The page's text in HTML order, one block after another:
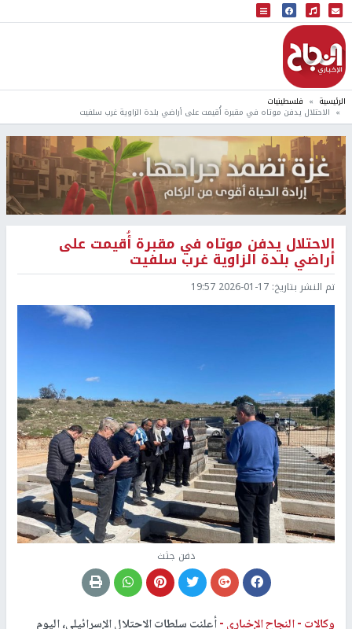
البث المباشر
إذاعة النجاح
الرئيسية فلسطينيات
الاحتلال يدفن موتاه في مقبرة أُقيمت على أراضي بلدة الزاوية غرب سلفيت
الاحتلال يدفن موتاه في مقبرة أُقيمت على
أراضي بلدة الزاوية غرب سلفيت
تم النشر بتاريخ: 2026-01-17 19:57
دفن جثث